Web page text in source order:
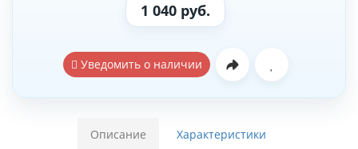
1 040 руб.
Уведомить о наличии
Описание Характеристики